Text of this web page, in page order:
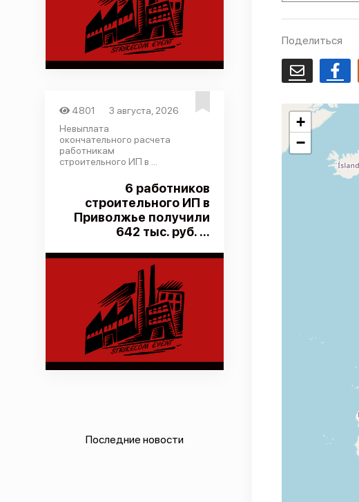
4801
3 августа, 2026
Невыплата
окончательного расчета
работникам
строительного ИП в ...
6 работников
строительного ИП в
Приволжье получили
642 тыс. руб. ...
Последние новости
Поделиться
Email
+
−